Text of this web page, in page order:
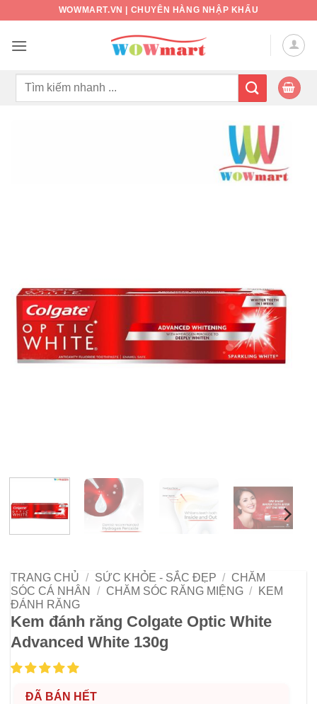
nội
WOWMART.VN | CHUYÊN HÀNG NHẬP KHẨU
Tìm
TRANG CHỦ / SỨC KHỎE - SẮC ĐẸP / CHĂM
SÓC CÁ NHÂN
/ CHĂM SÓC RĂNG MIỆNG /
KEM
ĐÁNH RĂNG
Kem đánh răng Colgate Optic White
Advanced White 130g
ĐÃ BÁN HẾT